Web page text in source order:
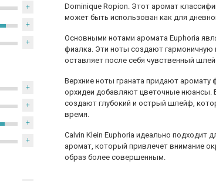
+
+
+
+
+
+
+
Dominique Ropion. Этот аромат
может быть использован как для
Основными нотами аромата Euphoria
фиалка. Эти ноты создают
оставляет после себя чувственный
Верхние ноты граната придают
орхидеи добавляют цветочные нюансы.
создают глубокий и острый шлейф,
время.
Calvin Klein Euphoria идеально подходит
аромат, который привлечет внимание
образ более совершенным.